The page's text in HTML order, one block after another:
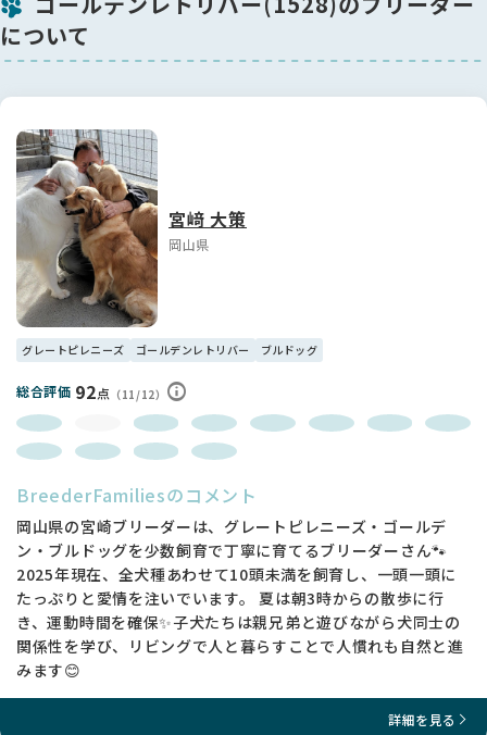
について
宮﨑 大策
岡山県
グレートピレニーズ ゴールデンレトリバー ブルドッグ
総合評価 92点 （11/12）
BreederFamiliesのコメント
岡山県の宮崎ブリーダーは、グレートピレニーズ・ゴールデ
ン・ブルドッグを少数飼育で丁寧に育てるブリーダーさん🐾
2025年現在、全犬種あわせて10頭未満を飼育し、一頭一頭に
たっぷりと愛情を注いでいます。 夏は朝3時からの散歩に行
き、運動時間を確保✨子犬たちは親兄弟と遊びながら犬同士の
関係性を学び、リビングで人と暮らすことで人慣れも自然と進
みます😊
詳細を見る